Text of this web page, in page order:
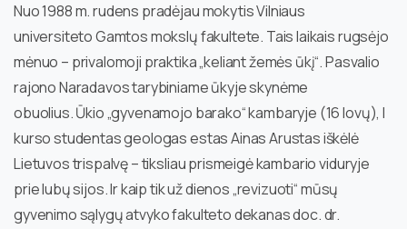
Nuo 1988 m. rudens pradėjau mokytis Vilniaus
universiteto Gamtos mokslų fakultete. Tais laikais rugsėjo
mėnuo – privalomoji praktika „keliant žemės ūkį“. Pasvalio
rajono Naradavos tarybiniame ūkyje skynėme
obuolius. Ūkio „gyvenamojo barako“ kambaryje (16 lovų), I
kurso studentas geologas estas Ainas Arustas iškėlė
Lietuvos trispalvę – tiksliau prismeigė kambario viduryje
prie lubų sijos. Ir kaip tik už dienos „revizuoti“ mūsų
gyvenimo sąlygų atvyko fakulteto dekanas doc. dr.